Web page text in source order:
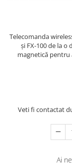
Amplificatoare
Microfoane Desk
Accesorii
Amplificatoare
Sisteme asistență
Procesoare &
Lumină
Exterior
Interior
Lămpi
Telecomanda
și FX-100 de la o
magnetică pentru
Veti fi contactat
Ai